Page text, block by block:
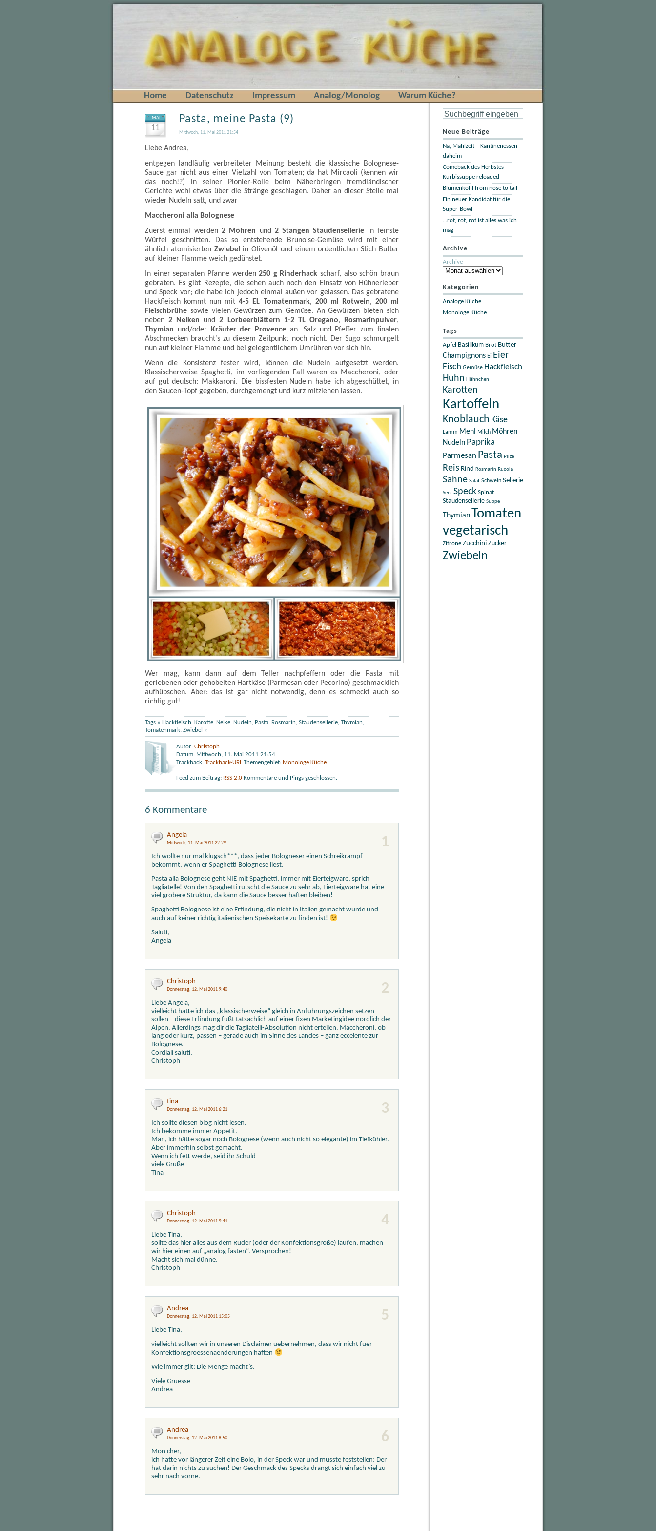
Home Datenschutz Impressum Analog/Monolog Warum Küche?
MAI
11
Pasta, meine Pasta (9)
Mittwoch, 11. Mai 2011 21:54
Liebe Andrea,
entgegen landläufig verbreiteter Meinung besteht die klassische Bolognese-
Sauce gar nicht aus einer Vielzahl von Tomaten; da hat Mircaoli (kennen wir
das noch!?) in seiner Pionier-Rolle beim Näherbringen fremdländischer
Gerichte wohl etwas über die Stränge geschlagen. Daher an dieser Stelle mal
wieder Nudeln satt, und zwar
Maccheroni alla Bolognese
Zuerst einmal werden 2 Möhren und 2 Stangen Staudensellerie in feinste
Würfel geschnitten. Das so entstehende Brunoise-Gemüse wird mit einer
ähnlich atomisierten Zwiebel
in Olivenöl und einem ordentlichen Stich Butter
auf kleiner Flamme weich gedünstet.
In einer separaten Pfanne werden250 g Rinderhack scharf, also schön braun
gebraten. Es gibt Rezepte, die sehen auch noch den Einsatz von Hühnerleber
und Speck vor; die habe ich jedoch einmal außen vor gelassen. Das gebratene
Hackfleisch kommt nun mit4-5 EL Tomatenmark, 200 ml Rotwein, 200 ml
Fleischbrühe sowie vielen Gewürzen zum Gemüse. An Gewürzen bieten sich
neben2 Nelken und2 Lorbeerblättern 1-2 TL Oregano, Rosmarinpulver,
Thymian und/oder Kräuter der Provence an. Salz und Pfeffer zum finalen
Abschmecken braucht’s zu diesem Zeitpunkt noch nicht. Der Sugo schmurgelt
nun auf kleiner Flamme und bei gelegentlichem Umrühren vor sich hin.
Wenn die Konsistenz fester wird, können die Nudeln aufgesetzt werden.
Klassischerweise Spaghetti, im vorliegenden Fall waren es Maccheroni, oder
auf gut deutsch: Makkaroni. Die bissfesten Nudeln habe ich abgeschüttet, in
den Saucen-Topf gegeben, durchgemengt und kurz mitziehen lassen.
Wer mag, kann dann auf dem Teller nachpfeffern oder die Pasta mit
geriebenen oder gehobelten Hartkäse (Parmesan oder Pecorino) geschmacklich
aufhübschen. Aber: das ist gar nicht notwendig, denn es schmeckt auch so
richtig gut!
Tags » Hackfleisch, Karotte, Nelke, Nudeln, Pasta, Rosmarin, Staudensellerie, Thymian,
Tomatenmark, Zwiebel «
Autor: Christoph
Datum: Mittwoch, 11. Mai 2011 21:54
Trackback: Trackback-URLThemengebiet: Monologe Küche
Feed zum Beitrag: RSS 2.0 Kommentare und Pings geschlossen.
6 Kommentare
Angela
Mittwoch, 11. Mai 2011 22:29 1
Ich wollte nur mal klugsch***, dass jeder Bologneser einen Schreikrampf
bekommt, wenn er Spaghetti Bolognese liest.
Pasta alla Bolognese geht NIE mit Spaghetti, immer mit Eierteigware, sprich
Tagliatelle! Von den Spaghetti rutscht die Sauce zu sehr ab, Eierteigware hat eine
viel gröbere Struktur, da kann die Sauce besser haften bleiben!
Spaghetti Bolognese ist eine Erfindung, die nicht in Italien gemacht wurde und
auch auf keiner richtig italienischen Speisekarte zu finden ist!
Saluti,
Angela
Christoph
Donnerstag, 12. Mai 2011 9:40 2
Liebe Angela,
vielleicht hätte ich das „klassischerweise“ gleich in Anführungszeichen setzen
sollen – diese Erfindung fußt tatsächlich auf einer fixen Marketingidee nördlich der
Alpen. Allerdings mag dir die Tagliatelli-Absolution nicht erteilen. Maccheroni, ob
lang oder kurz, passen – gerade auch im Sinne des Landes – ganz eccelente zur
Bolognese.
Cordiali saluti,
Christoph
tina
Donnerstag, 12. Mai 2011 6:21 3
Ich sollte diesen blog nicht lesen.
Ich bekomme immer Appetit.
Man, ich hätte sogar noch Bolognese (wenn auch nicht so elegante) im Tiefkühler.
Aber immerhin selbst gemacht.
Wenn ich fett werde, seid ihr Schuld
viele Grüße
Tina
Christoph
Donnerstag, 12. Mai 2011 9:41 4
Liebe Tina,
sollte das hier alles aus dem Ruder (oder der Konfektionsgröße) laufen, machen
wir hier einen auf „analog fasten“. Versprochen!
Macht sich mal dünne,
Christoph
Andrea
Donnerstag, 12. Mai 2011 15:05 5
Liebe Tina,
vielleicht sollten wir in unseren Disclaimer uebernehmen, dass wir nicht fuer
Konfektionsgroessenaenderungen haften
Wie immer gilt: Die Menge macht’s.
Viele Gruesse
Andrea
Andrea
Donnerstag, 12. Mai 2011 8:50 6
Mon cher,
ich hatte vor längerer Zeit eine Bolo, in der Speck war und musste feststellen: Der
hat darin nichts zu suchen! Der Geschmack des Specks drängt sich einfach viel zu
sehr nach vorne.
Neue Beiträge
Na, Mahlzeit – Kantinenessen
daheim
Comeback des Herbstes –
Kürbissuppe reloaded
Blumenkohl from nose to tail
Ein neuer Kandidat für die
Super-Bowl
…rot, rot, rot ist alles was ich
mag
Archive
Archive
Kategorien
Analoge Küche
Monologe Küche
Tags
Apfel Basilikum Brot Butter
Champignons Ei Eier
Fisch Gemüse Hackfleisch
Huhn Hühnchen
Karotten
Kartoffeln
Knoblauch Käse
Lamm Mehl Milch Möhren
Nudeln Paprika
Parmesan Pasta Pilze
Reis Rind Rosmarin Rucola
Sahne Salat Schwein Sellerie
Senf Speck Spinat
Staudensellerie Suppe
ThymianTomaten
vegetarisch
Zitrone Zucchini Zucker
Zwiebeln